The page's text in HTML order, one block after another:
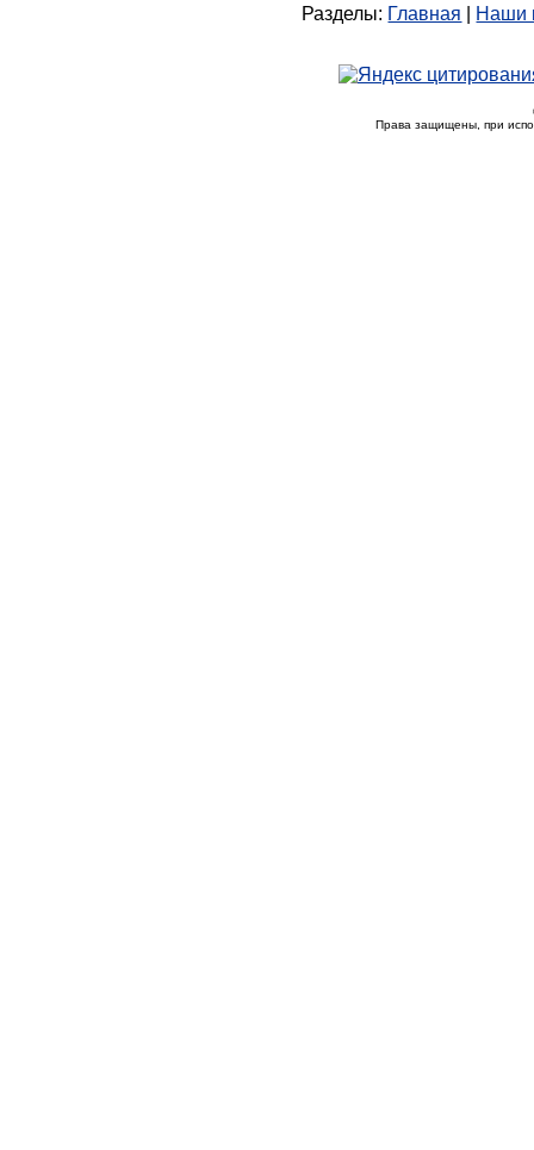
Разделы: Главная Наши
Права защищены, при